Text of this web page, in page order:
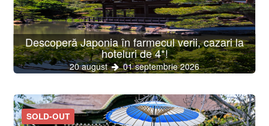
Descoperă Japonia în farmecul verii, cazari la
hoteluri de 4*!
20 august 01 septembrie 2026
SOLD-OUT